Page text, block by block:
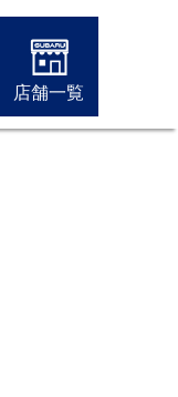
店舗一覧